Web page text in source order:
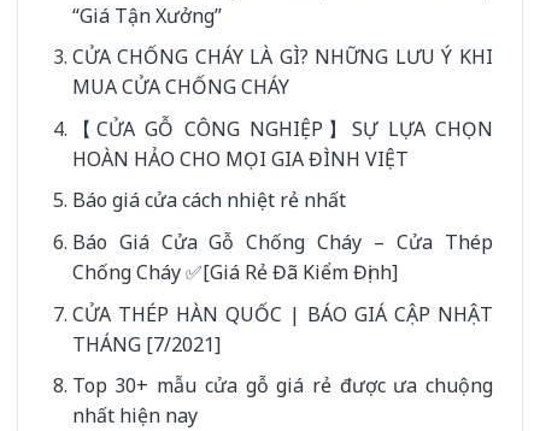
“Giá Tận Xưởng”
CỬA CHỐNG CHÁY LÀ GÌ? NHỮNG LƯU Ý KHI
MUA CỬA CHỐNG CHÁY
【CỬA GỖ CÔNG NGHIỆP】SỰ LỰA CHỌN
HOÀN HẢO CHO MỌI GIA ĐÌNH VIỆT
Báo giá cửa cách nhiệt rẻ nhất
Báo Giá Cửa Gỗ Chống Cháy – Cửa Thép
Chống Cháy ✅[Giá Rẻ Đã Kiểm Định]
CỬA THÉP HÀN QUỐC | BÁO GIÁ CẬP NHẬT
THÁNG [7/2021]
Top 30+ mẫu cửa gỗ giá rẻ được ưa chuộng
nhất hiện nay